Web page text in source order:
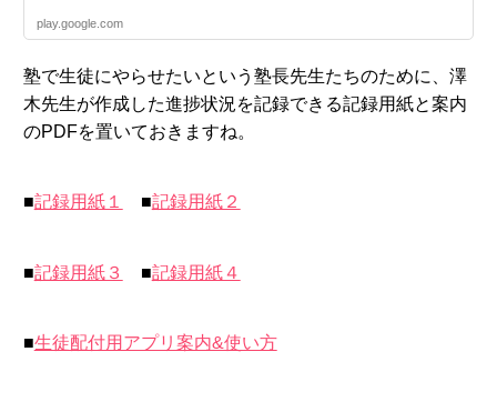
play.google.com
塾で生徒にやらせたいという塾長先生たちのために、澤
木先生が作成した進捗状況を記録できる記録用紙と案内
のPDFを置いておきますね。
■記録用紙１ ■記録用紙２
■記録用紙３ ■記録用紙４
■生徒配付用アプリ案内&使い方